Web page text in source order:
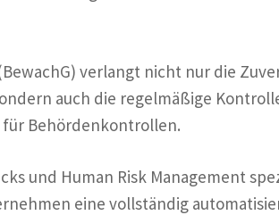
verlangt nicht nur die
auch die regelmäßige
Behördenkontrollen.
und Human Risk Management
eine vollständig